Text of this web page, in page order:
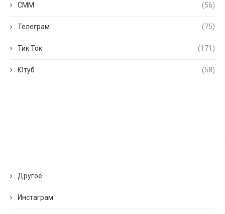
СММ (56)
Телеграм (75)
Тик Ток (171)
Ютуб (58)
Другое
Инстаграм